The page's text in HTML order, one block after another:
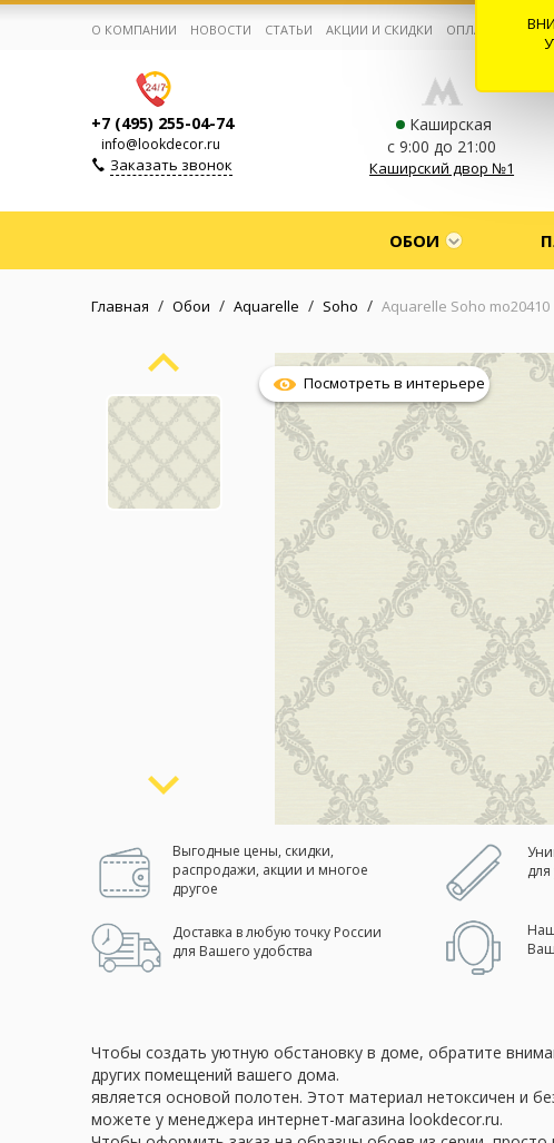
Корзина:0
Избранное:0 товаров
Каталог
Компания
Личный кабинет
(сменить город)
Заказать обратный звонок
О КОМПАНИИ НОВОСТИ СТАТЬИ АКЦИИ И СКИДКИ ОПЛАТА И
+7 (495) 255-04-74
info@lookdecor.ru
Заказать звонок
Каширская
с 9:00 до 21:00
Каширский двор №1
ОБОИ
Главная / Обои / Aquarelle / Soho / Aquarelle Soho mo20410
Посмотреть в интерьере
Выгодные цены, скидки,
распродажи, акции и многое
другое
Доставка в любую точку России
для Вашего удобства
Чтобы создать уютную обстановку в доме, обратите
других помещений вашего дома.
является основой полотен. Этот материал нетоксичен и
можете у менеджера интернет-магазина lookdecor.ru.